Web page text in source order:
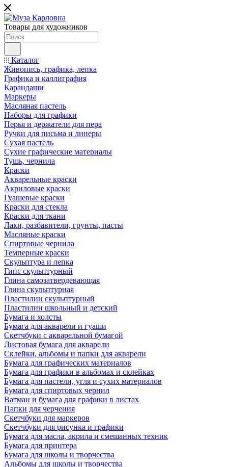
Товары для художников
Каталог
Живопись, графика, лепка
Графика и каллиграфия
Карандаши
Маркеры
Масляная пастель
Наборы для графики
Перья и держатели для пера
Ручки для письма и линеры
Сухая пастель
Сухие графические материалы
Тушь, чернила
Краски
Акварельные краски
Акриловые краски
Гуашевые краски
Краски для стекла
Краски для ткани
Лаки, разбавители, грунты, пасты
Масляные краски
Спиртовые чернила
Темперные краски
Скульптура и лепка
Гипс скульптурный
Глина самозатвердевающая
Глина скульптурная
Пластилин скульптурный
Пластилин школьный и детский
Бумага и холсты
Бумага для акварели и гуаши
Скетчбуки с акварельной бумагой
Листовая бумага для акварели
Склейки, альбомы и папки для акварели
Бумага для графических материалов
Бумага для графики в альбомах и склейках
Бумага для пастели, угля и сухих материалов
Бумага для спиртовых чернил
Ватман и бумага для графики в листах
Папки для черчения
Скетчбуки для маркеров
Скетчбуки для рисунка и графики
Бумага для масла, акрила и смешанных техник
Бумага для принтера
Бумага для школы и творчества
Альбомы для школы и творчества